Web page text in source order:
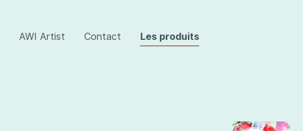
AWI Artist Contact Les produits